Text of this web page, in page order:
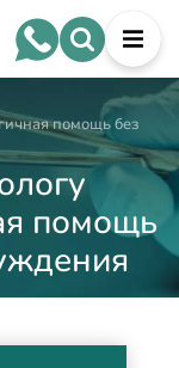
помощь без
помощь